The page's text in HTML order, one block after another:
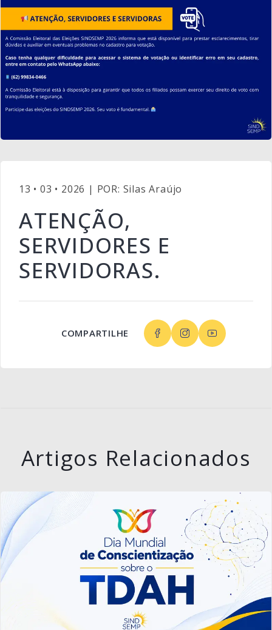
13 • 03 • 2026 | POR: Silas Araújo
ATENÇÃO,
SERVIDORES E
SERVIDORAS.
COMPARTILHE
Artigos Relacionados